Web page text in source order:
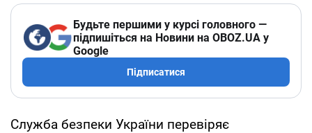
Будьте першими у курсі головного —
підпишіться на Новини на OBOZ.UA у
Google
Підписатися
Служба безпеки України перевіряє